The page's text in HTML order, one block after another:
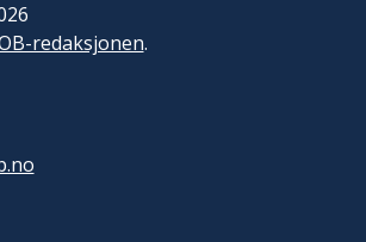
redaksjonen.